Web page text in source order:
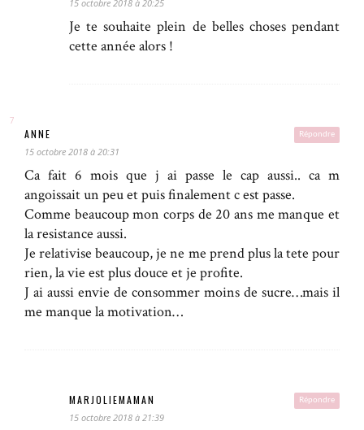
15 octobre 2018 à 20:25
Je te souhaite plein de belles choses pendant
cette année alors !
Répondre
ANNE
15 octobre 2018 à 20:31
Ca fait 6 mois que j ai passe le cap aussi.. ca m
angoissait un peu et puis finalement c est passe.
Comme beaucoup mon corps de 20 ans me manque et
la resistance aussi.
Je relativise beaucoup, je ne me prend plus la tete pour
rien, la vie est plus douce et je profite.
J ai aussi envie de consommer moins de sucre…mais il
me manque la motivation…
Répondre
MARJOLIEMAMAN
15 octobre 2018 à 21:39